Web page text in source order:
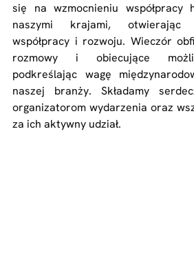
się na wzmocnieniu współpracy
naszymi krajami, otwierając
współpracy i rozwoju. Wieczór
rozmowy i obiecujące
podkreślając wagę
naszej branży. Składamy
organizatorom wydarzenia oraz
za ich aktywny udział.